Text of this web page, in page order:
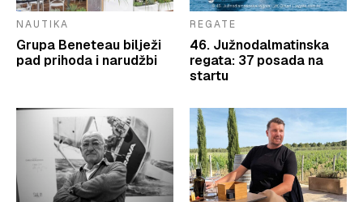
NAUTIKA
Grupa Beneteau bilježi
pad prihoda i narudžbi
REGATE
46. Južnodalmatinska
regata: 37 posada na
startu